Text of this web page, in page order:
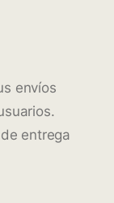
envíos
entrega